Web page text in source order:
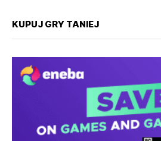
KUPUJ GRY TANIEJ